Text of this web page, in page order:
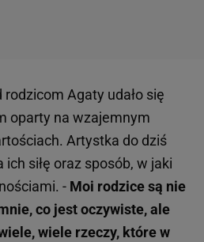
Agaty udało się
oparty na wzajemnym
Artystka do dziś
siłę oraz sposób, w jaki
- Moi rodzice są nie
co jest oczywiste, ale
wiele rzeczy, które w